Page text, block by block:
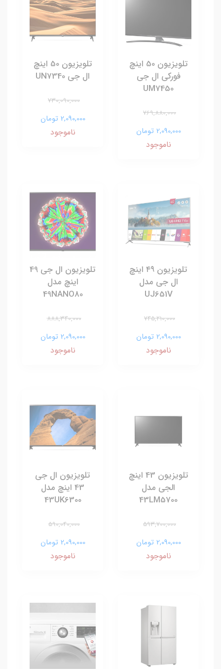
تلویزیون 50 اینچ
فورکی ال جی
UM7450
769,880,000
2,090,000 تومان
ناموجود
تلویزیون 50 اینچ
ال جی UN7340
730,090,000
2,090,000 تومان
ناموجود
تلویزیون ۴۹ اینچ
ال جی مدل
UJ651V
745,210,000
2,090,000 تومان
ناموجود
تلویزیون ال جی 49
اینچ مدل
49NANO80
888,340,000
2,090,000 تومان
ناموجود
تلویزیون 43 اینچ
الجی مدل
43LM5700
593,700,000
2,090,000 تومان
ناموجود
تلویزیون ال جی
43 اینچ مدل
43UK6300
590,040,000
2,090,000 تومان
ناموجود